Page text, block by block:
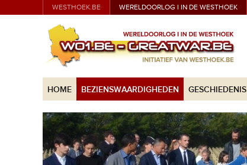
WESTHOEK.BE WERELDOORLOG I IN DE WESTHOEK
HOME BEZIENSWAARDIGHEDEN GESCHIEDENIS